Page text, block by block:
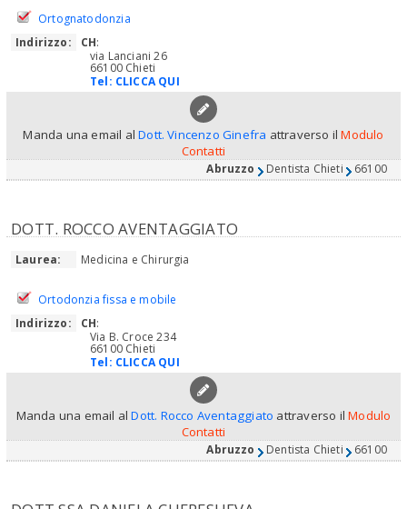
Ortognatodonzia
Indirizzo:
CH:
via Lanciani 26
66100 Chieti
Tel: CLICCA QUI
Manda una email alDott. Vincenzo Ginefra attraverso ilModulo
Contatti
Abruzzo Dentista Chieti 66100
DOTT. ROCCO AVENTAGGIATO
Laurea: Medicina e Chirurgia
Ortodonzia fissa e mobile
Indirizzo:
CH:
Via B. Croce 234
66100 Chieti
Tel: CLICCA QUI
Manda una email alDott. Rocco Aventaggiato attraverso ilModulo
Contatti
Abruzzo Dentista Chieti 66100